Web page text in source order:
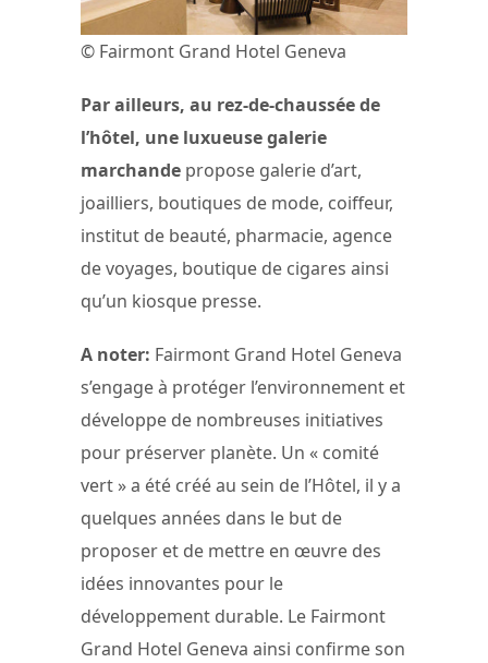
© Fairmont Grand Hotel Geneva
Par ailleurs, au rez-de-chaussée de
l’hôtel, une luxueuse galerie
marchande propose galerie d’art,
joailliers, boutiques de mode, coiffeur,
institut de beauté, pharmacie, agence
de voyages, boutique de cigares ainsi
qu’un kiosque presse.
A noter: Fairmont Grand Hotel Geneva
s’engage à protéger l’environnement et
développe de nombreuses initiatives
pour préserver planète. Un « comité
vert » a été créé au sein de l’Hôtel, il y a
quelques années dans le but de
proposer et de mettre en œuvre des
idées innovantes pour le
développement durable. Le Fairmont
Grand Hotel Geneva ainsi confirme son